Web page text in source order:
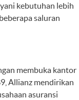
kebutuhan lebih
saluran
membuka kantor
Allianz mendirikan
asuransi